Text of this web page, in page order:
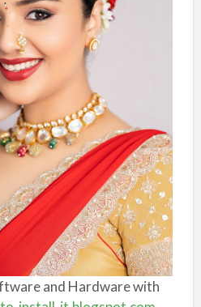
and Hardware with